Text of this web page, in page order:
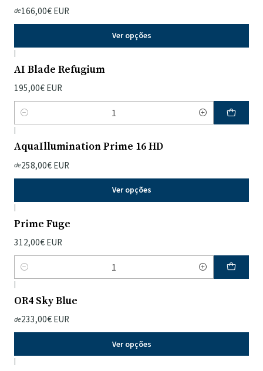
de166,00€ EUR
Ver opções
|
AI Blade Refugium
195,00€ EUR
Quantidade
|
AquaIllumination Prime 16 HD
de258,00€ EUR
Ver opções
|
Prime Fuge
312,00€ EUR
Quantidade
|
OR4 Sky Blue
de233,00€ EUR
Ver opções
|